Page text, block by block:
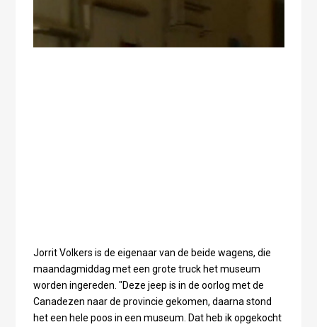
Jorrit Volkers is de eigenaar van de beide wagens, die
maandagmiddag met een grote truck het museum
worden ingereden. "Deze jeep is in de oorlog met de
Canadezen naar de provincie gekomen, daarna stond
het een hele poos in een museum. Dat heb ik opgekocht